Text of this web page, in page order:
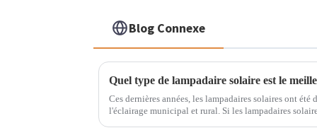
Blog Connexe
Quel type de lampadaire solaire est le
Ces dernières années, les lampadaires solaires ont
l'éclairage municipal et rural. Si les lampadaires